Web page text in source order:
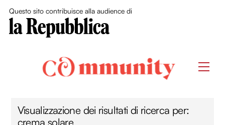
Questo sito contribuisce alla audience di
Visualizzazione dei risultati di ricerca per:
crema solare